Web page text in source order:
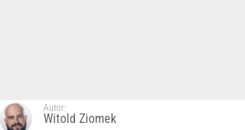
Autor:
Witold Ziomek